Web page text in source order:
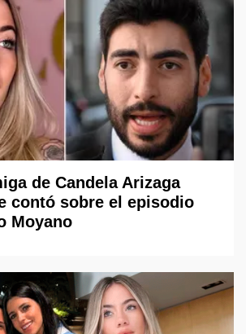
de Candela Arizaga
contó sobre el episodio
Moyano